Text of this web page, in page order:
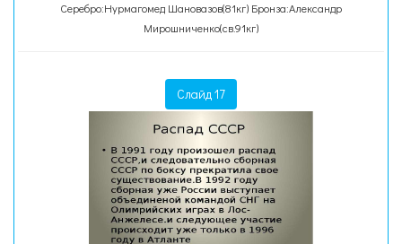
Серебро:Нурмагомед Шановазов(81кг) Бронза:Александр
Мирошниченко(св.91кг)
Слайд 17